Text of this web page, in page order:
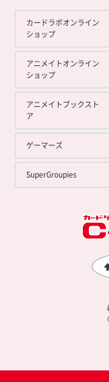
カードラボオンライン
ショップ
アニメイトオンライン
ショップ
アニメイトブックスト
ア
ゲーマーズ
SuperGroupies